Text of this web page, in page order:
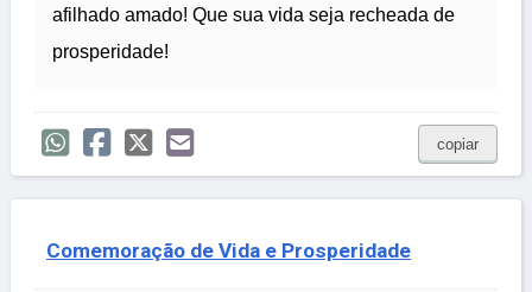
afilhado amado! Que sua vida seja recheada de
prosperidade!
copiar
Comemoração de Vida e Prosperidade